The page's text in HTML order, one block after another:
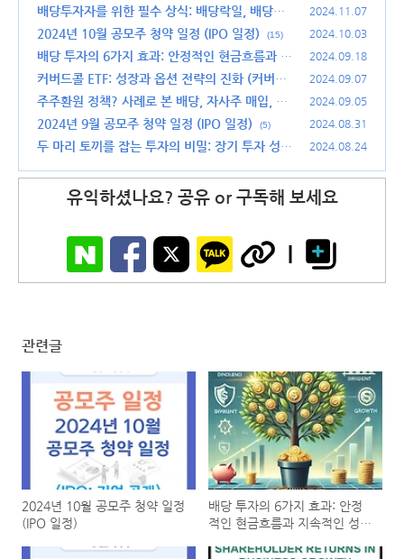
배당투자자를 위한 필수 상식: 배당락일, 배당기
준일, 그리고 배당지급일 차이점과 일정 이해하기
(4)
2024.11.07
2024년 10월 공모주 청약 일정 (IPO 일정) (15) 2024.10.03
배당 투자의 6가지 효과: 안정적인 현금흐름과 지
속적인 성장으로 미래를 설계하다
(10)
2024.09.18
커버드콜 ETF: 성장과 옵션 전략의 진화 (커버드
콜 ETF 제대로 알고 투자하기)
(15)
2024.09.07
주주환원 정책? 사례로 본 배당, 자사주 매입, 특
별 배당 의미와 투자 가치 높이기
(9)
2024.09.05
2024년 9월 공모주 청약 일정 (IPO 일정) (5) 2024.08.31
두 마리 토끼를 잡는 투자의 비밀: 장기 투자 성공
2024.08.24
유익하셨나요? 공유 or 구독해 보세요
관련글
2024년 10월 공모주 청약 일정
(IPO 일정)
배당 투자의 6가지 효과: 안정
적인 현금흐름과 지속적인 성장